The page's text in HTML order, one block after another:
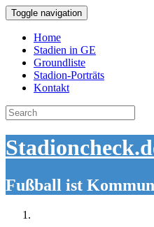
Toggle navigation
Home
Stadien in GE
Groundliste
Stadion-Porträts
Kontakt
Search
for:
Fußball ist